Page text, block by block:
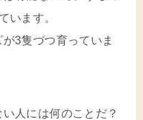
います。
3隻づつ育っていま
人には何のことだ？